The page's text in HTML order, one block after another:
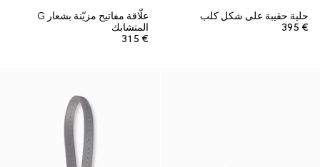
حلية حقيبة على شكل كلب
€ 395
علّاقة مفاتيح مزيّنة بشعار G
المتشابك
€ 315